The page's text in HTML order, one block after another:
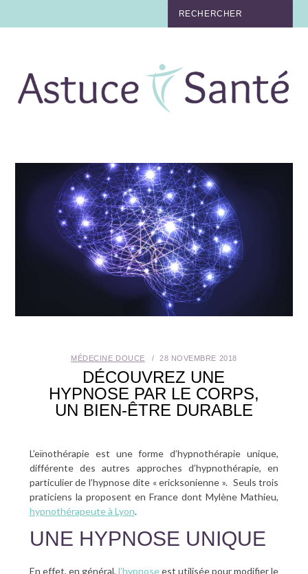
TABAC
NUTRITION
MÉDECINE
MÉDECINE DOUCE
SENIOR
MÉDECINE DOUCE 28 NOVEMBRE 2018
DÉCOUVREZ UNE
HYPNOSE PAR LE CORPS,
UN BIEN-ÊTRE DURABLE
L’eïnothérapie est une forme d’hypnothérapie unique,
différente des autres approches d’hypnothérapie, en
particulier de l’hypnose dite « ericksonienne ». Seuls trois
praticiens la proposent en France dont Mylène Mathieu,
hypnothérapeute à Lyon.
UNE HYPNOSE UNIQUE
En effet, en général, l’hypnoseest utilisée pour modifier le